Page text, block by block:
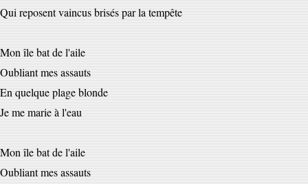
Qui reposent vaincus brisés par la tempête
Mon île bat de l'aile
Oubliant mes assauts
En quelque plage blonde
Je me marie à l'eau
Mon île bat de l'aile
Oubliant mes assauts